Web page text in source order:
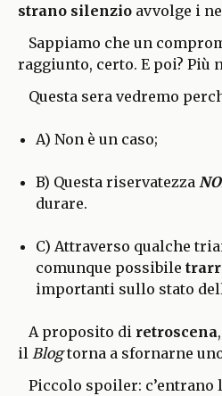
strano silenzio avvolge i
Sappiamo che un
raggiunto, certo. E poi? Più
Questa sera vedremo
A) Non è un caso;
B) Questa riservatezza
durare.
C) Attraverso qualche
comunque possibile
importanti sullo stato
A proposito di retroscena
il Blogtorna a sfornarne
Piccolo spoiler: c’entrano